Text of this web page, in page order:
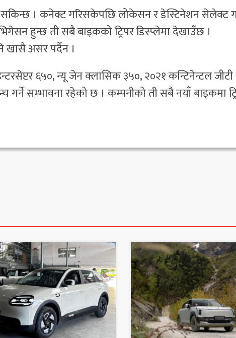
सकिन्छ । कनेक्ट गरिसकेपछि लोकेसन र डेस्टिनेशन सेलेक्ट
हुन्छ ती सबै बाइकको ट्रिपर डिस्प्लेमा देखाउँछ ।
खासै असर पर्दैन ।
६५०, न्यू जेन क्लासिक ३५०, २०२१ कन्टिनेन्टल
गर्ने सम्भावना रहेको छ । कम्पनीको ती सबै नयाँ बाइकमा